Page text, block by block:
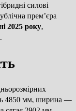
силові
прем’єра
2025 року,
4850 мм, ширина —